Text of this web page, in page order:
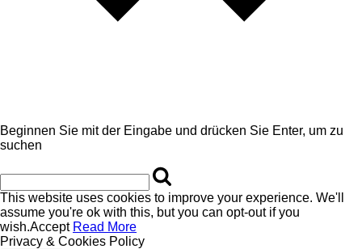
Beginnen Sie mit der Eingabe und drücken Sie Enter, um zu
suchen
This website uses cookies to improve your experience. We'll
assume you're ok with this, but you can opt-out if you
wish.Accept Read More
Privacy & Cookies Policy